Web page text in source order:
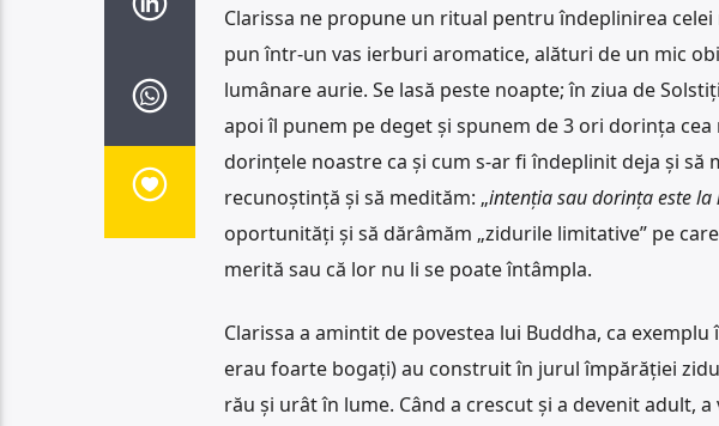
Clarissa ne propune un ritual pentru îndeplinirea
pun într-un vas ierburi aromatice, alături de un mic
lumânare aurie. Se lasă peste noapte; în ziua de
apoi îl punem pe deget și spunem de 3 ori dorința
dorințele noastre ca și cum s-ar fi îndeplinit deja și
recunoștință și să medităm: „intenția sau dorința este la
oportunități și să dărâmăm „zidurile limitative” pe
merită sau că lor nu li se poate întâmpla.
Clarissa a amintit de povestea lui Buddha, ca
erau foarte bogați) au construit în jurul împărăției
rău și urât în lume. Când a crescut și a devenit adult,